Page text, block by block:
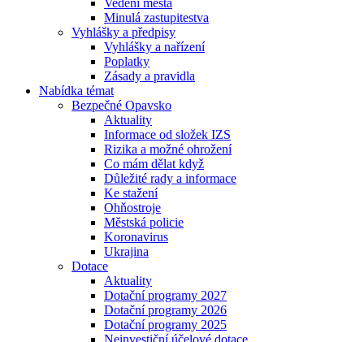
Vedení města
Minulá zastupitestva
Vyhlášky a předpisy
Vyhlášky a nařízení
Poplatky
Zásady a pravidla
Nabídka témat
Bezpečné Opavsko
Aktuality
Informace od složek IZS
Rizika a možné ohrožení
Co mám dělat když
Důležité rady a informace
Ke stažení
Ohňostroje
Městská policie
Koronavirus
Ukrajina
Dotace
Aktuality
Dotační programy 2027
Dotační programy 2026
Dotační programy 2025